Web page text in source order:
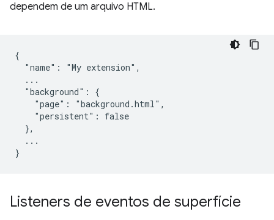
dependem de um arquivo HTML.
{
  "name": "My extension",
  ...
  "background": {
    "page": "background.html",
    "persistent": false
  },
  ...
Listeners de eventos de superfície